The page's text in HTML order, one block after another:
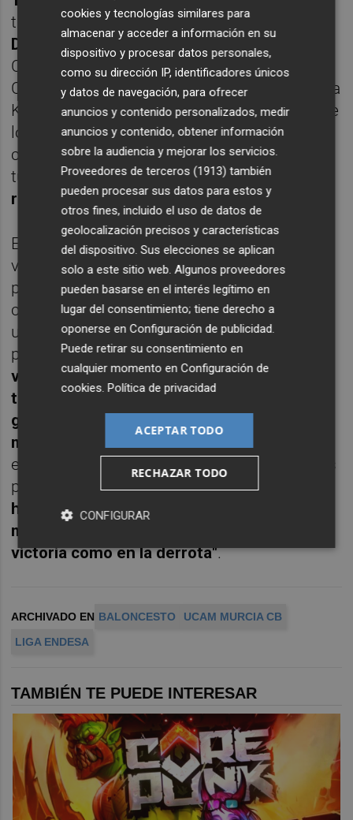
triunfo del tirón y la presencia de
DeJulius
, base estadounidense del UCAM
CB y su líder ofensivo, es una de las claves.
Consultado por su compañero y compatriota
Kelan bromeó al ser consultado por quién de
los dos se jugaría un tiro decisivo en los
compases finales frente a La Laguna y no
tuvo dudas."Kelan Martín", respondió entre
risas
Ese buen ambiente que se respira en el
vestuario grana es una de las claves
principales del buen funcionamiento del
cuadro dirigido por Sito y el ala pívot
universitario lo comparó con lo que vivió el
pasado año en Turquía."Es de los mejores
vestuarios en los que he estado, como
también lo fue el del Besiktas. A mí no me
gusta comparar pero está entre los
mejores grupos de los que formé parte"
expuso al tiempo que también tuvo palabras
para la afición:"Me encanta porque los
hinchas siempre nos ayudan y aportan
mucho. Siempre estuvieron ahí tanto en la
victoria como en la derrota".
ARCHIVADO EN BALONCESTO
UCAM MURCIA CB
LIGA ENDESA
TAMBIÉN TE PUEDE INTERESAR
cookies y tecnologías similares para
almacenar y acceder a información en su
dispositivo y procesar datos personales,
como su dirección IP, identificadores únicos
y datos de navegación, para ofrecer
anuncios y contenido personalizados, medir
anuncios y contenido, obtener información
sobre la audiencia y mejorar los servicios.
Proveedores de terceros (1913) también
pueden procesar sus datos para estos y
otros fines, incluido el uso de datos de
geolocalización precisos y características
del dispositivo. Sus elecciones se aplican
solo a este sitio web. Algunos proveedores
pueden basarse en el interés legítimo en
lugar del consentimiento; tiene derecho a
oponerse enConfiguración de publicidad
Puede retirar su consentimiento en
cualquier momento enConfiguración de
cookies .Política de privacidad
ACEPTAR TODO
RECHAZAR TODO
CONFIGURAR